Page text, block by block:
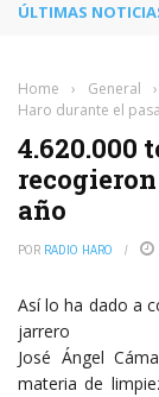
ÚLTIMAS
Home › General ›
Haro durante el
4.620.000
año
POR RADIO HARO
Así lo ha dado a
jarrero
José Ángel
materia de